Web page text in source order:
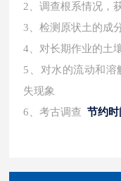
2、调查根系情况，
3、检测原状土的成
4、对长期作业的土
5、对水的流动和
失现象
6、考古调查节约